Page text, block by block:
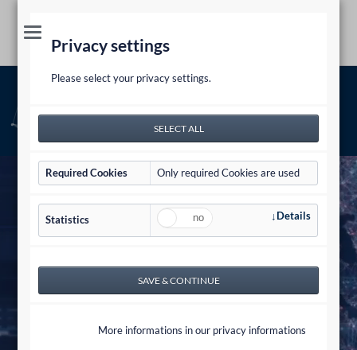
Privacy settings
Please select your privacy settings.
Required Cookies Only required Cookies are used
Statistics Details
More informations in our privacy informations
Law firm Memberships